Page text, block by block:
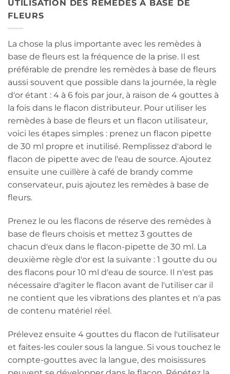
UTILISATION DES REMÈDES À BASE DE
FLEURS
La chose la plus importante avec les remèdes à
base de fleurs est la fréquence de la prise. Il est
préférable de prendre les remèdes à base de fleurs
aussi souvent que possible dans la journée, la règle
d'or étant : 4 à 6 fois par jour, à raison de 4 gouttes à
la fois dans le flacon distributeur. Pour utiliser les
remèdes à base de fleurs et un flacon utilisateur,
voici les étapes simples : prenez un flacon pipette
de 30 ml propre et inutilisé. Remplissez d'abord le
flacon de pipette avec de l'eau de source. Ajoutez
ensuite une cuillère à café de brandy comme
conservateur, puis ajoutez les remèdes à base de
fleurs.
Prenez le ou les flacons de réserve des remèdes à
base de fleurs choisis et mettez 3 gouttes de
chacun d'eux dans le flacon-pipette de 30 ml. La
deuxième règle d'or est la suivante : 1 goutte du ou
des flacons pour 10 ml d'eau de source. Il n'est pas
nécessaire d'agiter le flacon avant de l'utiliser car il
ne contient que les vibrations des plantes et n'a pas
de contenu matériel réel.
Prélevez ensuite 4 gouttes du flacon de l'utilisateur
et faites-les couler sous la langue. Si vous touchez le
compte-gouttes avec la langue, des moisissures